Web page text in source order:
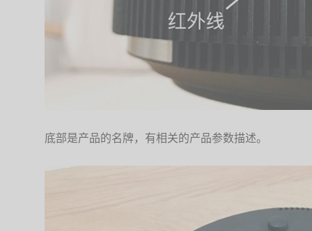
底部是产品的名牌，有相关的产品参数描述。